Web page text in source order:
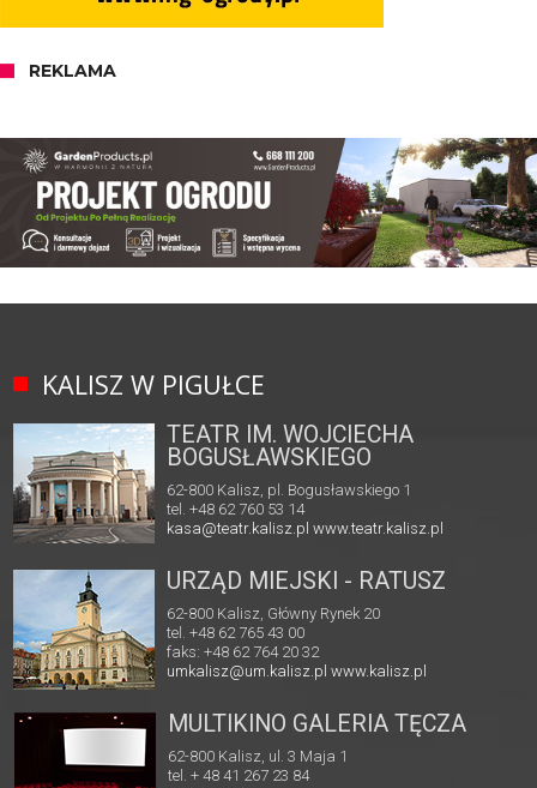
REKLAMA
KALISZ W PIGUŁCE
TEATR IM. WOJCIECHA
BOGUSŁAWSKIEGO
62-800 Kalisz, pl. Bogusławskiego 1
tel. +48 62 760 53 14
kasa@teatr.kalisz.pl www.teatr.kalisz.pl
URZĄD MIEJSKI - RATUSZ
62-800 Kalisz, Główny Rynek 20
tel. +48 62 765 43 00
faks: +48 62 764 20 32
umkalisz@um.kalisz.plwww.kalisz.pl
MULTIKINO GALERIA TĘCZA
62-800 Kalisz, ul. 3 Maja 1
tel. + 48 41 267 23 84